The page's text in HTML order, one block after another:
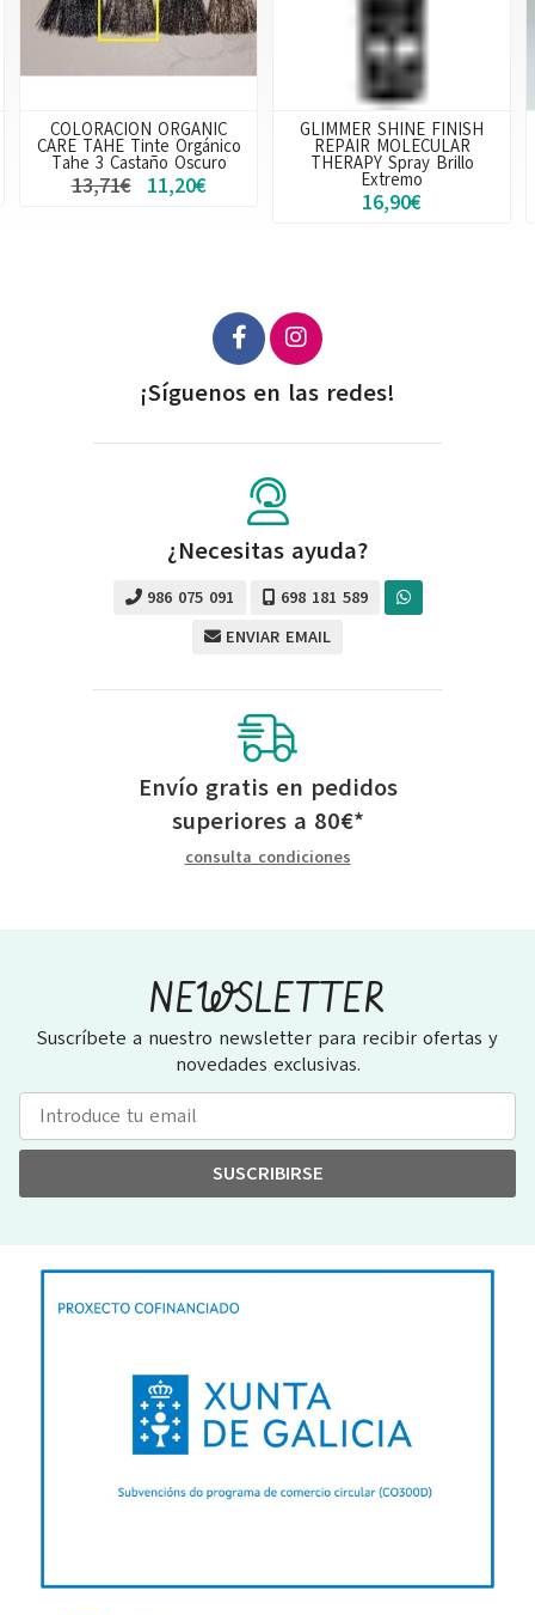
COLORACION ORGANIC
CARE TAHE Tinte Orgánico
Tahe 3 Castaño Oscuro
13,71€ 11,20€
GLIMMER SHINE FINISH
REPAIR MOLECULAR
THERAPY Spray Brillo
Extremo
16,90€
¡Síguenos en las redes!
¿Necesitas ayuda?
986 075 091
698 181 589
ENVIAR EMAIL
Envío gratis en pedidos
superiores a 80€*
consulta condiciones
NEWSLETTER
Suscríbete a nuestro newsletter para recibir ofertas y
novedades exclusivas.
SUSCRIBIRSE